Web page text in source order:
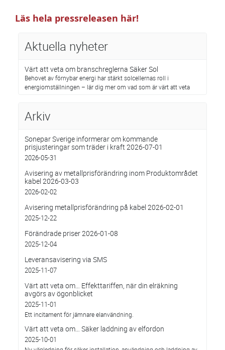
Läs hela pressreleasen här!
Aktuella nyheter
Värt att veta om branschreglerna Säker Sol
Behovet av förnybar energi har stärkt solcellernas roll i
energiomställningen – lär dig mer om vad som är värt att veta
Arkiv
Sonepar Sverige informerar om kommande
prisjusteringar som träder i kraft 2026-07-01
2026-05-31
Avisering av metallprisförändring inom Produktområdet
kabel 2026-03-03
2026-02-02
Avisering metallprisförändring på kabel 2026-02-01
2025-12-22
Förändrade priser 2026-01-08
2025-12-04
Leveransavisering via SMS
2025-11-07
Värt att veta om… Effekttariffen, när din elräkning
avgörs av ögonblicket
2025-11-01
Ett incitament för jämnare elanvändning.
Värt att veta om… Säker laddning av elfordon
2025-10-01